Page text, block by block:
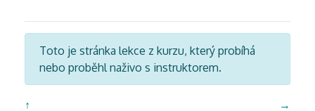
Toto je stránka lekce z kurzu, který probíhá
nebo proběhl naživo s instruktorem.
↑ →